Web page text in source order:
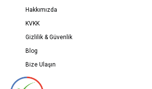
Hakkımızda
KVKK
Gizlilik & Güvenlik
Blog
Bize Ulaşın